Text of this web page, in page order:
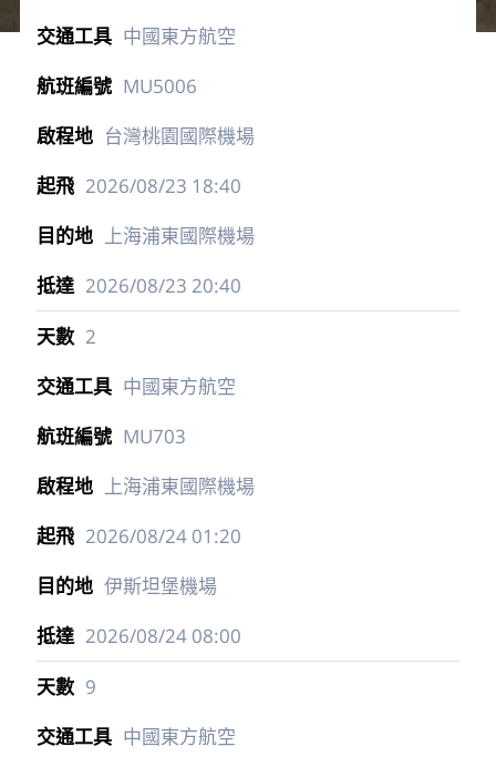
中國東方航空
MU5006
台灣桃園國際機場
2026/08/23 18:40
上海浦東國際機場
2026/08/23 20:40
2
中國東方航空
MU703
上海浦東國際機場
2026/08/2401:20
伊斯坦堡機場
2026/08/2408:00
9
中國東方航空